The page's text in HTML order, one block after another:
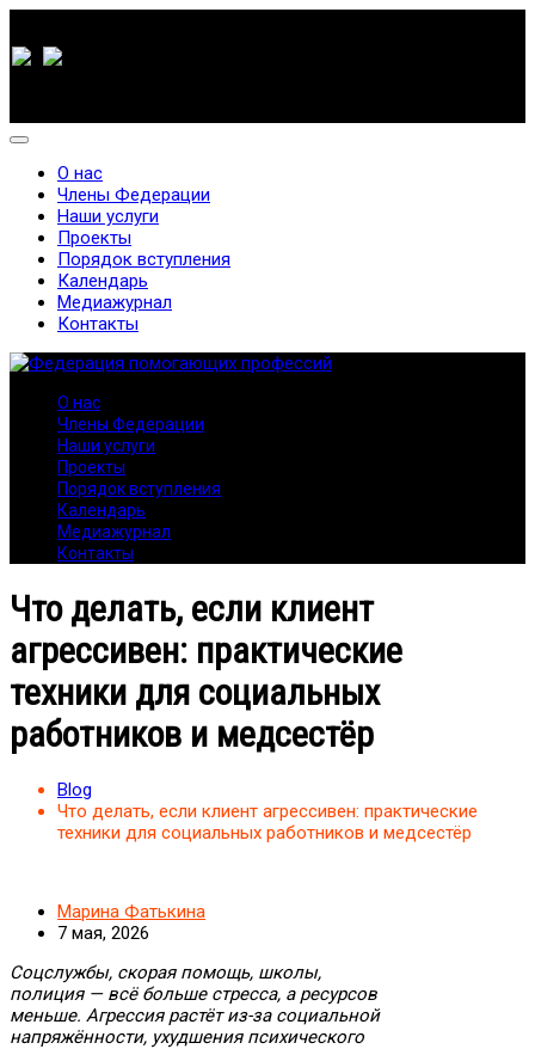
О нас
Члены Федерации
Наши услуги
Проекты
Порядок вступления
Календарь
Медиажурнал
Контакты
О нас
Члены Федерации
Наши услуги
Проекты
Порядок вступления
Календарь
Медиажурнал
Контакты
Что делать, если клиент
агрессивен: практические
техники для социальных
работников и медсестёр
Blog
Что делать, если клиент агрессивен: практические
техники для социальных работников и медсестёр
Марина Фатькина
7 мая, 2026
Соцслужбы, скорая помощь, школы,
полиция — всё больше стресса, а ресурсов
меньше. Агрессия растёт из-за социальной
напряжённости, ухудшения психического